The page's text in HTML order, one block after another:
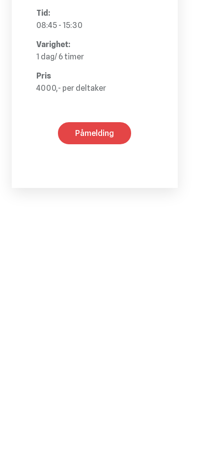
Tid:
08:45 - 15:30
Varighet:
1 dag/ 6 timer
Pris
4000,- per deltaker
Påmelding